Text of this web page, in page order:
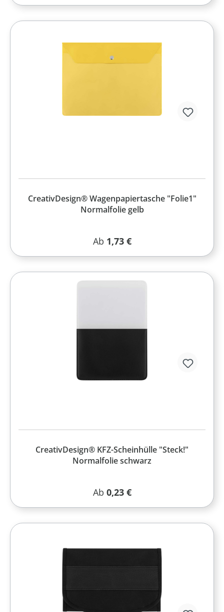
CreativDesign® Wagenpapiertasche "Folie1"
Normalfolie gelb
Regulärer Preis:
Ab 1,73 €
CreativDesign® KFZ-Scheinhülle "Steck!"
Normalfolie schwarz
Regulärer Preis:
Ab 0,23 €